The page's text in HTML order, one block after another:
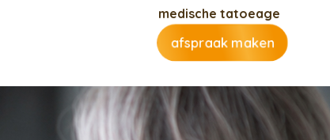
medische tatoeage
afspraak maken